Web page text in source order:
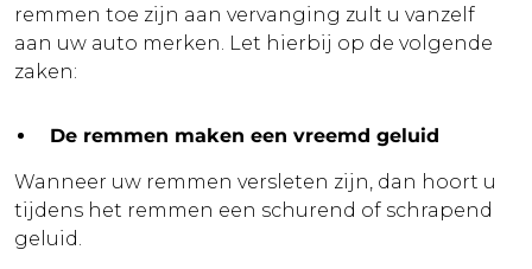
remmen toe zijn aan vervanging zult u vanzelf
aan uw auto merken. Let hierbij op de volgende
zaken:
De remmen maken een vreemd geluid
Wanneer uw remmen versleten zijn, dan hoort u
tijdens het remmen een schurend of schrapend
geluid.